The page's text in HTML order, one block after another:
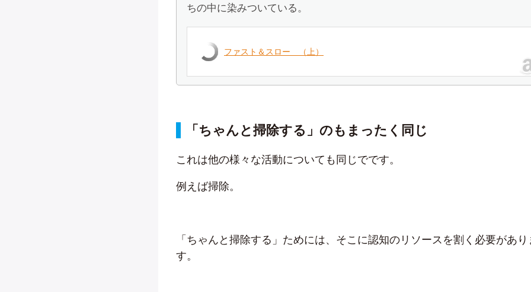
ちの中に染みついている。
ファスト＆スロー （上）
「ちゃんと掃除する」のもまったく同じ
これは他の様々な活動についても同じでです。
例えば掃除。
「ちゃんと掃除する」ためには、そこに認知のリソースを割く必要があり
す。